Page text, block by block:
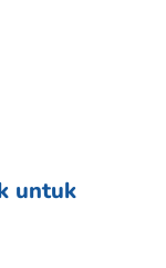
untuk